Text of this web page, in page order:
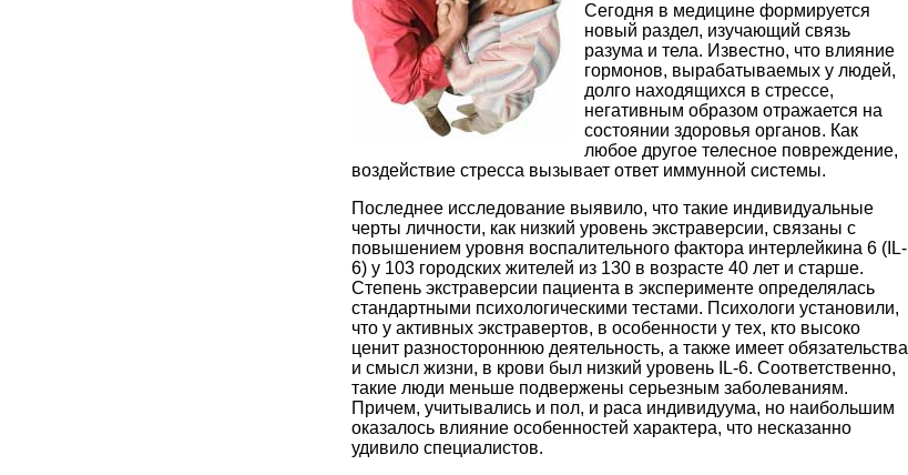
Сегодня в медицине формируется
новый раздел, изучающий связь
разума и тела. Известно, что влияние
гормонов, вырабатываемых у людей,
долго находящихся в стрессе,
негативным образом отражается на
состоянии здоровья органов. Как
любое другое телесное повреждение,
воздействие стресса вызывает ответ иммунной системы.
Последнее исследование выявило, что такие индивидуальные
черты личности, как низкий уровень экстраверсии, связаны с
повышением уровня воспалительного фактора интерлeйкина 6 (IL-
6) у 103 городских жителей из 130 в возрасте 40 лет и старше.
Степень экстраверсии пациента в эксперименте определялась
стандартными психологическими тестами. Психологи установили,
что у активных экстравертов, в особенности у тех, кто высоко
ценит разностороннюю деятельность, а также имеет обязательства
и смысл жизни, в крови был низкий уровень IL-6. Соответственно,
такие люди меньше подвержены серьезным заболеваниям.
Причем, учитывались и пол, и раса индивидуума, но наибольшим
оказалось влияние особенностей характера, что несказанно
удивило специалистов.